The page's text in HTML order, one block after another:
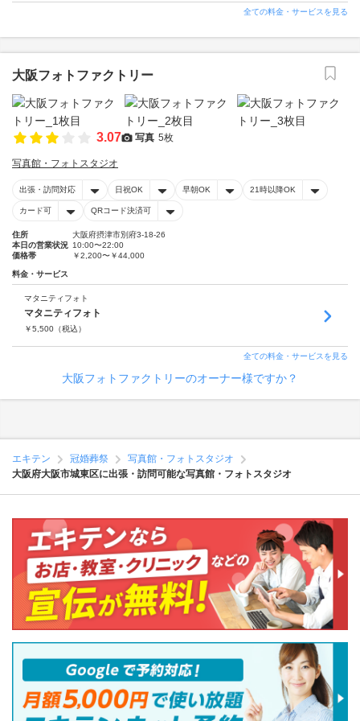
全ての料金・サービスを見る
大阪フォトファクトリー
3.07 写真 5枚
写真館・フォトスタジオ
出張・訪問対応 日祝OK 早朝OK 21時以降OK
カード可 QRコード決済可
住所
大阪府摂津市別府3-18-26
本日の営業状況 10:00〜22:00
価格帯
￥2,200〜￥44,000
料金・サービス
マタニティフォト
マタニティフォト
￥5,500 （税込）
全ての料金・サービスを見る
大阪フォトファクトリーのオーナー様ですか？
エキテン 冠婚葬祭
写真館・フォトスタジオ
大阪府大阪市城東区に出張・訪問可能な写真館・フォトスタジオ